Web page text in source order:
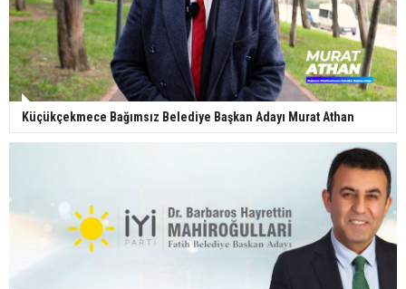
Küçükçekmece Bağımsız Belediye Başkan Adayı Murat Athan